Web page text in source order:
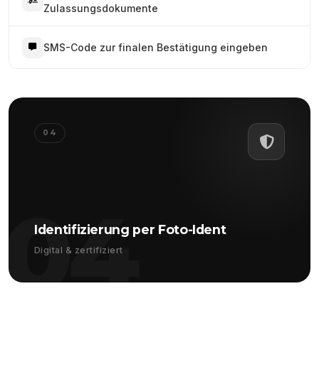
Zulassungsdokumente
SMS-Code zur finalen Bestätigung eingeben
04
04
Identifizierung per Foto-Ident
Digital & zertifiziert